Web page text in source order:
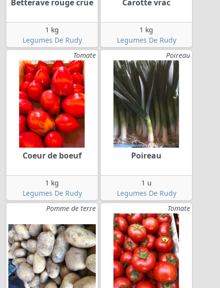
Betterave rouge crue
1 kg
Legumes De Rudy
Carotte vrac
1 kg
Legumes De Rudy
Tomate
Coeur de boeuf
1 kg
Legumes De Rudy
Poireau
Poireau
1 u
Legumes De Rudy
Pomme de terre
Tomate